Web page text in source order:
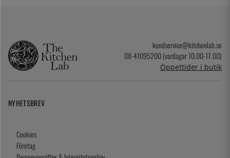
kundservice@kitchenlab.se
08-41095200 (vardagar 10.00-17.00)
Öppettider i butik
NYHETSBREV
Cookies
Företag